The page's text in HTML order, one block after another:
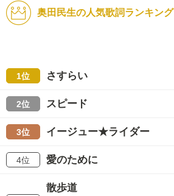
奥田民生の人気歌詞ランキング
1位 さすらい
2位 スピード
3位 イージュー★ライダー
4位 愛のために
散歩道